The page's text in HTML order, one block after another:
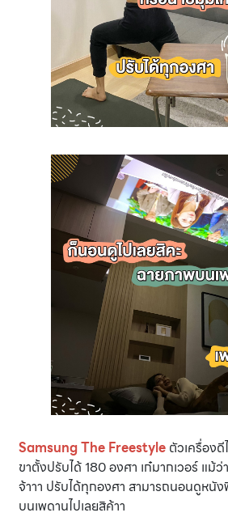
Samsung The Freestyle ตัวเครื่อง
ขาตั้งปรับได้ 180 องศา เก๋มากเวอร์ แม้
จ้าาา ปรับได้ทุกองศา สามารถนอนดูหนั
บนเพดานไปเลยสิค้าา